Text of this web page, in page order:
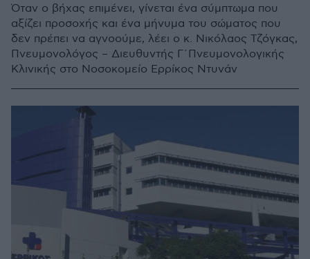
Όταν ο βήχας επιμένει, γίνεται ένα σύμπτωμα που
αξίζει προσοχής και ένα μήνυμα του σώματος που
δεν πρέπει να αγνοούμε, λέει ο κ. Νικόλαος Τζόγκας,
Πνευμονολόγος – Διευθυντής Γ΄Πνευμονολογικής
Κλινικής στο Νοσοκομείο Ερρίκος Ντυνάν